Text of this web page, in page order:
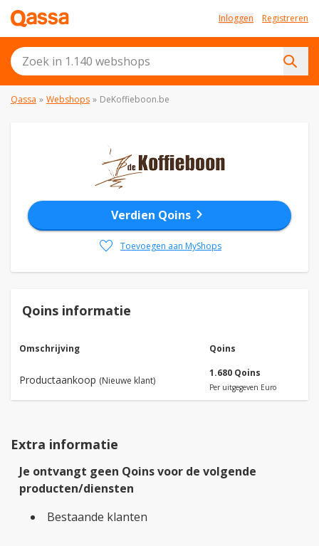
Inloggen Registreren
Qassa » Webshops » DeKoffieboon.be
Verdien Qoins chevron_right
favorite
Toevoegen aan MyShops
Qoins informatie
Omschrijving Qoins
Productaankoop (Nieuwe klant)
1.680 Qoins
Per uitgegeven Euro
Extra informatie
Je ontvangt geen Qoins voor de volgende
producten/diensten
Bestaande klanten